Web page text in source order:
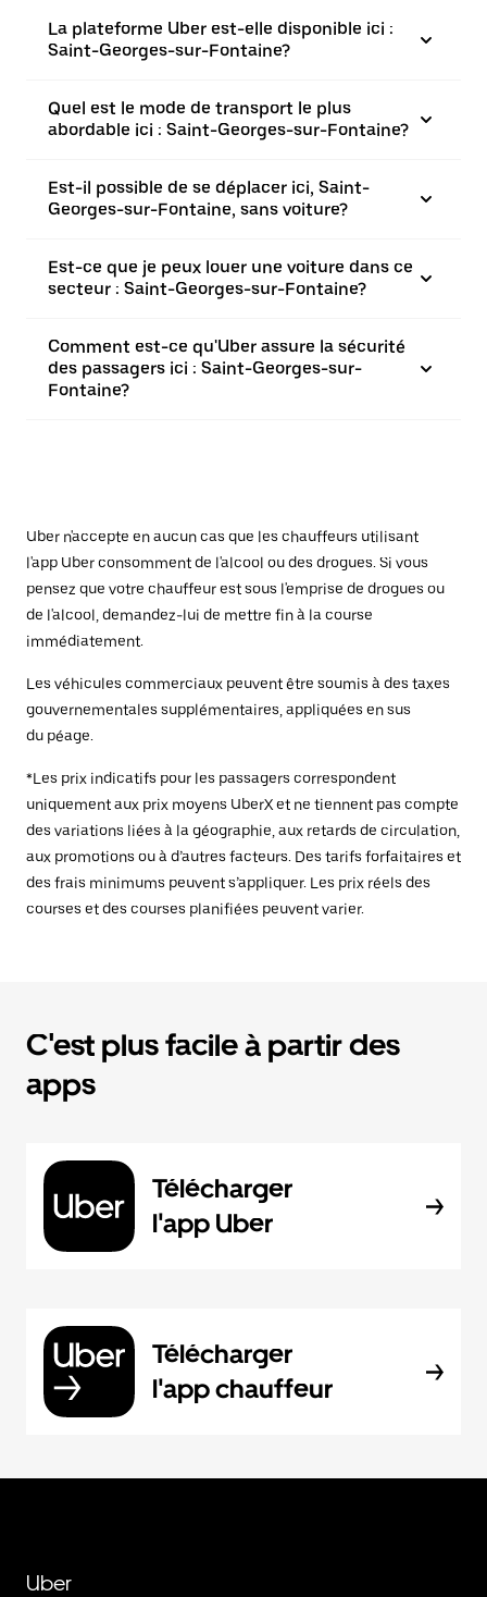
La plateforme Uber est-elle disponible ici :
Saint-Georges-sur-Fontaine?
Quel est le mode de transport le plus
abordable ici : Saint-Georges-sur-Fontaine?
Est-il possible de se déplacer ici, Saint-
Georges-sur-Fontaine, sans voiture?
Est-ce que je peux louer une voiture dans ce
secteur : Saint-Georges-sur-Fontaine?
Comment est-ce qu'Uber assure la sécurité
des passagers ici : Saint-Georges-sur-
Fontaine?
Uber n'accepte en aucun cas que les chauffeurs utilisant
l'app Uber consomment de l'alcool ou des drogues. Si vous
pensez que votre chauffeur est sous l'emprise de drogues ou
de l'alcool, demandez-lui de mettre fin à la course
immédiatement.
Les véhicules commerciaux peuvent être soumis à des taxes
gouvernementales supplémentaires, appliquées en sus
du péage.
*Les prix indicatifs pour les passagers correspondent
uniquement aux prix moyens UberX et ne tiennent pas compte
des variations liées à la géographie, aux retards de circulation,
aux promotions ou à d’autres facteurs. Des tarifs forfaitaires et
des frais minimums peuvent s’appliquer. Les prix réels des
courses et des courses planifiées peuvent varier.
C'est plus facile à partir des
apps
Télécharger
l'app Uber
Télécharger
l'app chauffeur
Uber